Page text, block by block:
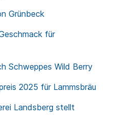
Grünbeck
für
Schweppes Wild Berry
2025 für Lammsbräu
Landsberg stellt